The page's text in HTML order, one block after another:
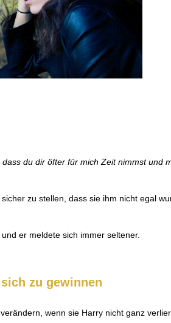
dass du dir öfter für mich Zeit nimmst und
zu stellen, dass sie ihm nicht egal
er meldete sich immer seltener.
zu gewinnen
wenn sie Harry nicht ganz